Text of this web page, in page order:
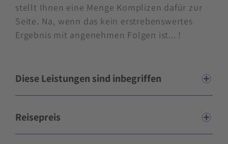
stellt Ihnen eine Menge Komplizen dafür zur
Seite. Na, wenn das kein erstrebenswertes
Ergebnis mit angenehmen Folgen ist... !
Diese Leistungen sind inbegriffen
Reisepreis